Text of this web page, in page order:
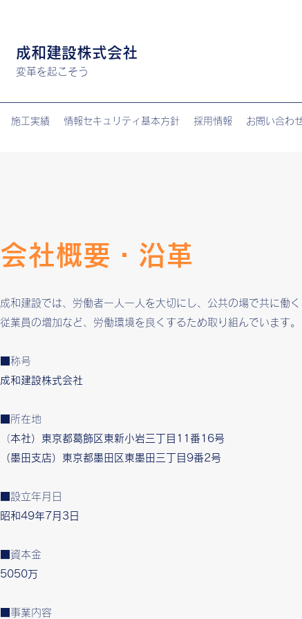
成和建設株式会社
変革を起こそう
施工実績 情報セキュリティ基本方針 採用情報 お問い合わ
​会社概要・沿革
成和建設では、労働者一人一人を大切にし、公共の場で共に働
従業員の増加など、労働環境を良くするため取り組んでいます。
■称号
成和建設株式会社
■所在地
（本社）東京都葛飾区東新小岩三丁目11番16号
（墨田支店）東京都墨田区東墨田三丁目9番2号
■設立年月日
昭和49年7月3日
■資本金
5050万
■事業内容